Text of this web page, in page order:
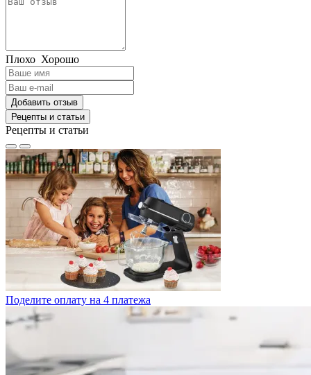
Плохо Хорошо
Добавить отзыв
Рецепты и статьи
Рецепты и статьи
Поделите оплату на 4 платежа